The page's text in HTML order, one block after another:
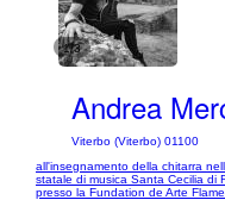
1/3
Andrea
Viterbo (Viterbo) 01100
all'insegnamento della chitarra
statale di musica Santa Cecilia di
presso la Fundation de Arte